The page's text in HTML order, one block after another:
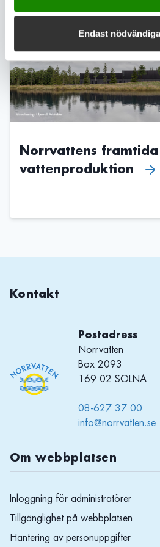
Endast
Läs mer
Norrvattens framtida
vattenproduktion
Kontakt
Postadress
Norrvatten
Box 2093
169 02 SOLNA
08-627 37 00
info@norrvatten.se
Om webbplatsen
Inloggning för administratörer
Tillgänglighet på webbplatsen
Hantering av personuppgifter